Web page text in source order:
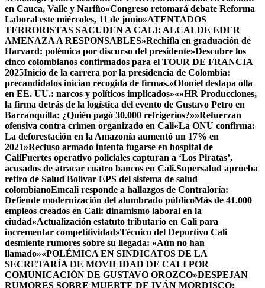
en Cauca, Valle y Nariño«Congreso retomará debate Reforma
Laboral este miércoles, 11 de junio»ATENTADOS
TERRORISTAS SACUDEN A CALI: ALCALDE EDER
AMENAZA A RESPONSABLES»Rechifla en graduación de
Harvard: polémica por discurso del presidente»Descubre los
cinco colombianos confirmados para el TOUR DE FRANCIA
2025Inicio de la carrera por la presidencia de Colombia:
precandidatos inician recogida de firmas.«Otoniel destapa olla
en EE. UU.: narcos y políticos implicados»«»HR Producciones,
la firma detrás de la logística del evento de Gustavo Petro en
Barranquilla: ¿Quién pagó 30.000 refrigerios?»»Refuerzan
ofensiva contra crimen organizado en Cali«La ONU confirma:
La deforestación en la Amazonía aumentó un 17% en
2021»Recluso armado intenta fugarse en hospital de
CaliFuertes operativo policiales capturan a ‘Los Piratas’,
acusados de atracar cuatro bancos en Cali.Supersalud aprueba
retiro de Salud Bolívar EPS del sistema de salud
colombianoEmcali responde a hallazgos de Contraloría:
Defiende modernización del alumbrado públicoMás de 41.000
empleos creados en Cali: dinamismo laboral en la
ciudad«Actualización estatuto tributario en Cali para
incrementar competitividad»Técnico del Deportivo Cali
desmiente rumores sobre su llegada: «Aún no han
llamado»«POLÉMICA EN SINDICATOS DE LA
SECRETARÍA DE MOVILIDAD DE CALI POR
COMUNICACIÓN DE GUSTAVO OROZCO»DESPEJAN
RUMORES SOBRE MUERTE DE IVÁN MORDISCO;